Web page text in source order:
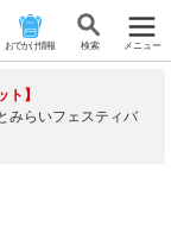
おでかけ情報 検 索 メニュー
ト】
みらいフェスティバ